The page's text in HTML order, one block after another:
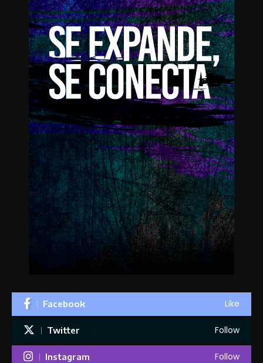
Facebook Like
Twitter Follow
Instagram Follow